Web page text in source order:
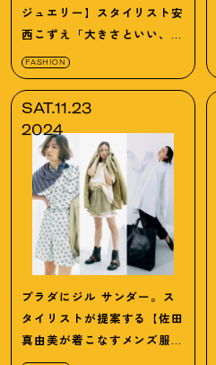
ジュエリー】スタイリスト安
西こずえ「大きさといい、輝
きといい、 超好み！」
FASHION
SAT.11.23
2024
プラダにジル サンダー。ス
タイリストが提案する【佐田
真由美が着こなすメンズ服
ルック4選】